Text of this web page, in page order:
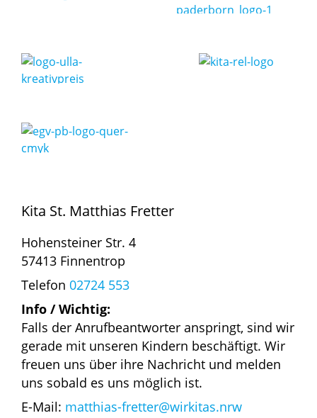
Kita St. Matthias Fretter
Hohensteiner Str. 4
57413 Finnentrop
Telefon 02724 553
Info / Wichtig:
Falls der Anrufbeantworter anspringt, sind wir
gerade mit unseren Kindern beschäftigt. Wir
freuen uns über ihre Nachricht und melden
uns sobald es uns möglich ist.
E-Mail: matthias-fretter@wirkitas.nrw